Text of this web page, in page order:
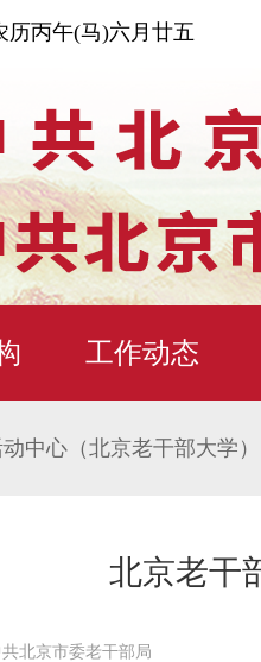
历丙午(马)六月廿五
工作动态
中心（北京老干部大学）
北京老干
北京市委老干部局